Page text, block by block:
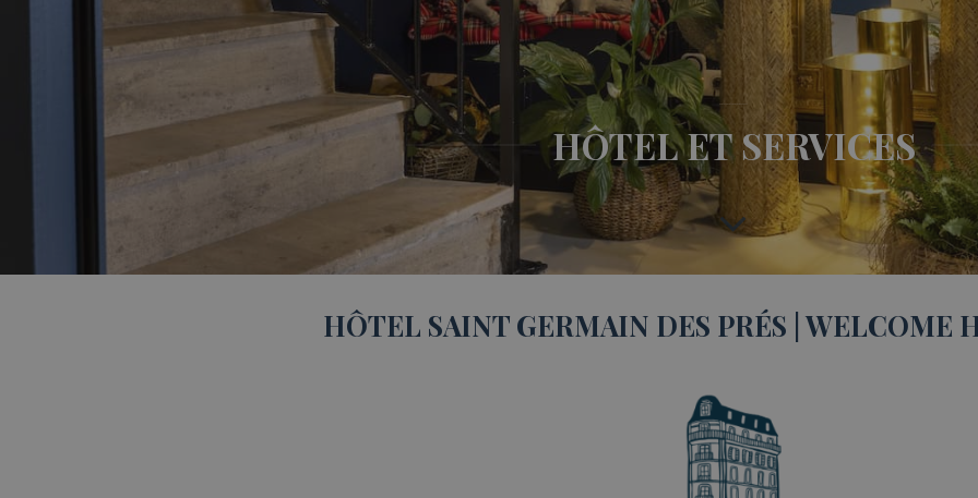
HÔTEL SAINT GERMAIN DES PRÉS | WELCOME